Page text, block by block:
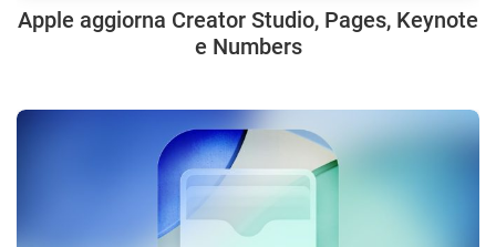
Apple aggiorna Creator Studio, Pages, Keynote
e Numbers